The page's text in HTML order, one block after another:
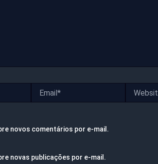
novos comentários por e-mail.
novas publicações por e-mail.